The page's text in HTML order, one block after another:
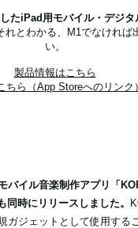
したiPad用モバイル・デジ
とわかる、M1でなけれ
い。
製品情報はこちら
ちら（App Storeへのリンク）
バイル音楽制作アプリ「
同時にリリースしました。
ガジェットとして使用する